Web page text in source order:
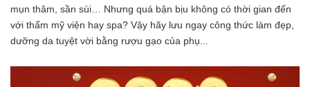
mụn thâm, sần sùi… Nhưng quá bận bịu không có thời gian đến
với thẩm mỹ viện hay spa? Vậy hãy lưu ngay công thức làm đẹp,
dưỡng da tuyệt vời bằng rượu gạo của phụ...